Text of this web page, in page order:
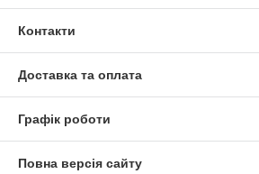
Контакти
Доставка та оплата
Графік роботи
Повна версія сайту